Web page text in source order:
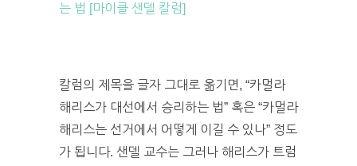
는 법 [마이클 샌델 칼럼]
칼럼의 제목을 글자 그대로 옮기면, “카멀라
해리스가 대선에서 승리하는 법” 혹은 “카멀라
해리스는 선거에서 어떻게 이길 수 있나” 정도
가 됩니다. 샌델 교수는 그러나 해리스가 트럼